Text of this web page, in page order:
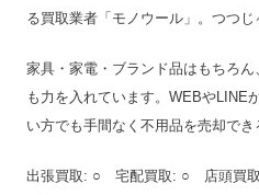
る買取業者「モノウール」。つつじ
家具・家電・ブランド品はもちろ
も力を入れています。WEBやLINE
い方でも手間なく不用品を売却でき
出張買取: ○ 宅配買取: ○ 店頭買